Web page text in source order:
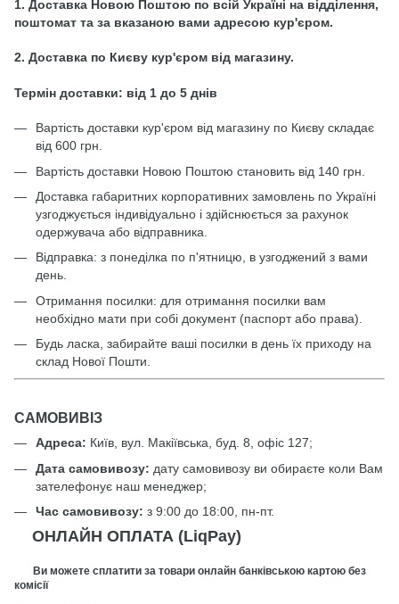
1. Доставка Новою Поштою по всій Україні на відділення,
поштомат та за вказаною вами адресою кур'єром.
2. Доставка по Києву кур'єром від магазину.
Термін доставки: від 1 до 5 днів
Вартість доставки кур'єром від магазину по Києву складає
від 600 грн.
Вартість доставки Новою Поштою становить від 140 грн.
Доставка габаритних корпоративних замовлень по Україні
узгоджується індивідуально і здійснюється за рахунок
одержувача або відправника.
Відправка: з понеділка по п'ятницю, в узгоджений з вами
день.
Отримання посилки: для отримання посилки вам
необхідно мати при собі документ (паспорт або права).
Будь ласка, забирайте ваші посилки в день їх приходу на
склад Нової Пошти.
САМОВИВІЗ
Адреса: Київ, вул. Макіївська, буд. 8, офіс 127;
Дата самовивозу: дату самовивозу ви обираєте коли Вам
зателефонує наш менеджер;
Час самовивозу: з 9:00 до 18:00, пн-пт.
ОНЛАЙН ОПЛАТА (LiqPay)
Ви можете сплатити за товари онлайн банківською картою без
комісії